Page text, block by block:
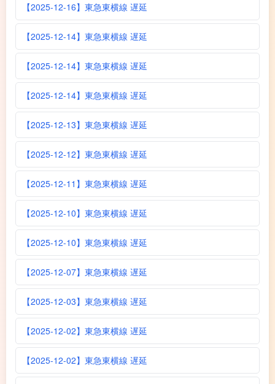
【2025-12-16】東急東横線 遅延
【2025-12-14】東急東横線 遅延
【2025-12-14】東急東横線 遅延
【2025-12-14】東急東横線 遅延
【2025-12-13】東急東横線 遅延
【2025-12-12】東急東横線 遅延
【2025-12-11】東急東横線 遅延
【2025-12-10】東急東横線 遅延
【2025-12-10】東急東横線 遅延
【2025-12-07】東急東横線 遅延
【2025-12-03】東急東横線 遅延
【2025-12-02】東急東横線 遅延
【2025-12-02】東急東横線 遅延